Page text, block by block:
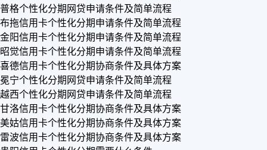
普格个性化分期网贷申请条件及简单流程
布拖信用卡个性化分期申请条件及简单流程
金阳信用卡个性化分期申请条件及简单流程
昭觉信用卡个性化分期申请条件及简单流程
喜德信用卡个性化分期协商条件及具体方案
冕宁个性化分期网贷申请条件及简单流程
越西个性化分期网贷申请条件及简单流程
甘洛信用卡个性化分期协商条件及具体方案
美姑信用卡个性化分期协商条件及具体方案
雷波信用卡个性化分期协商条件及具体方案